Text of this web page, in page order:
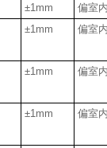
±1mm
偏室
±1mm 偏室
±1mm 偏室
±1mm 偏室